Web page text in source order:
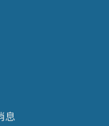
息